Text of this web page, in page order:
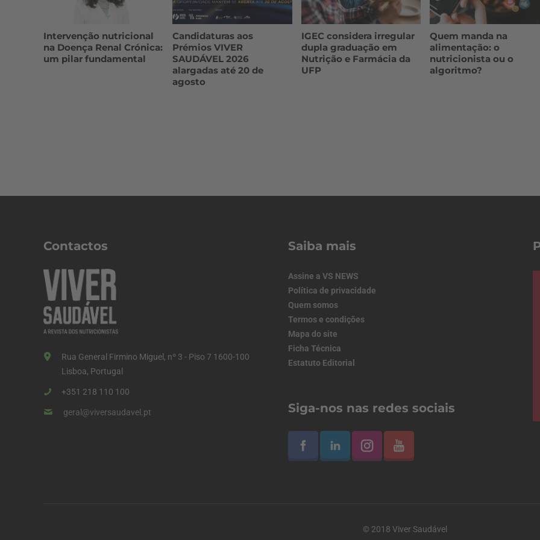
Intervenção nutricional
na Doença Renal Crónica:
um pilar fundamental
Candidaturas aos
Prémios VIVER
SAUDÁVEL 2026
alargadas até 20 de
agosto
IGEC considera irregular
dupla graduação em
Nutrição e Farmácia da
UFP
Quem manda na
alimentação: o
nutricionista ou o
algoritmo?
Contactos
Rua General Firmino Miguel, nº 3 - Piso 7 1600-100
Lisboa, Portugal
+351 218 110 100
geral@viversaudavel.pt
Saiba mais
Assine a VS NEWS
Política de privacidade
Quem somos
Termos e condições
Mapa do site
Ficha Técnica
Estatuto Editorial
Siga-nos nas redes sociais
© 2018 Viver Saudável